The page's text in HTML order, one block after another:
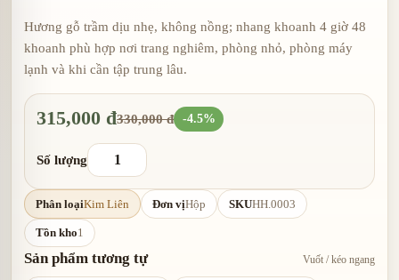
Hương gỗ trầm dịu nhẹ, không nồng; nhang khoanh 4 giờ 48
khoanh phù hợp nơi trang nghiêm, phòng nhỏ, phòng máy
lạnh và khi cần tập trung lâu.
315,000 đ330,000 đ -4.5%
Số lượng
Phân loạiKim Liên Đơn vịHộp SKUHH.0003
Tồn kho1
Sản phẩm tương tự Vuốt / kéo ngang